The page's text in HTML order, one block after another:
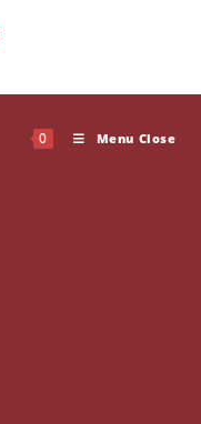
0 Menu Close